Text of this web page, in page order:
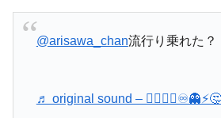
@arisawa_chan流行り乗れた？
♬ original sound –